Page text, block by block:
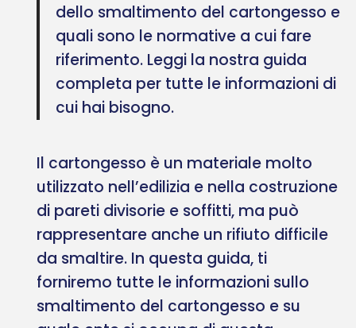
dello smaltimento del cartongesso e
quali sono le normative a cui fare
riferimento. Leggi la nostra guida
completa per tutte le informazioni di
cui hai bisogno.
Il cartongesso è un materiale molto
utilizzato nell’edilizia e nella costruzione
di pareti divisorie e soffitti, ma può
rappresentare anche un rifiuto difficile
da smaltire. In questa guida, ti
forniremo tutte le informazioni sullo
smaltimento del cartongesso e su